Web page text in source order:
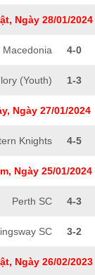
Ngày 28/01/2024
Macedonia 4-0
(Youth) 1-3
Ngày 27/01/2024
Knights 4-5
Ngày 25/01/2024
Perth SC 4-3
SC 3-2
Ngày 26/02/2023